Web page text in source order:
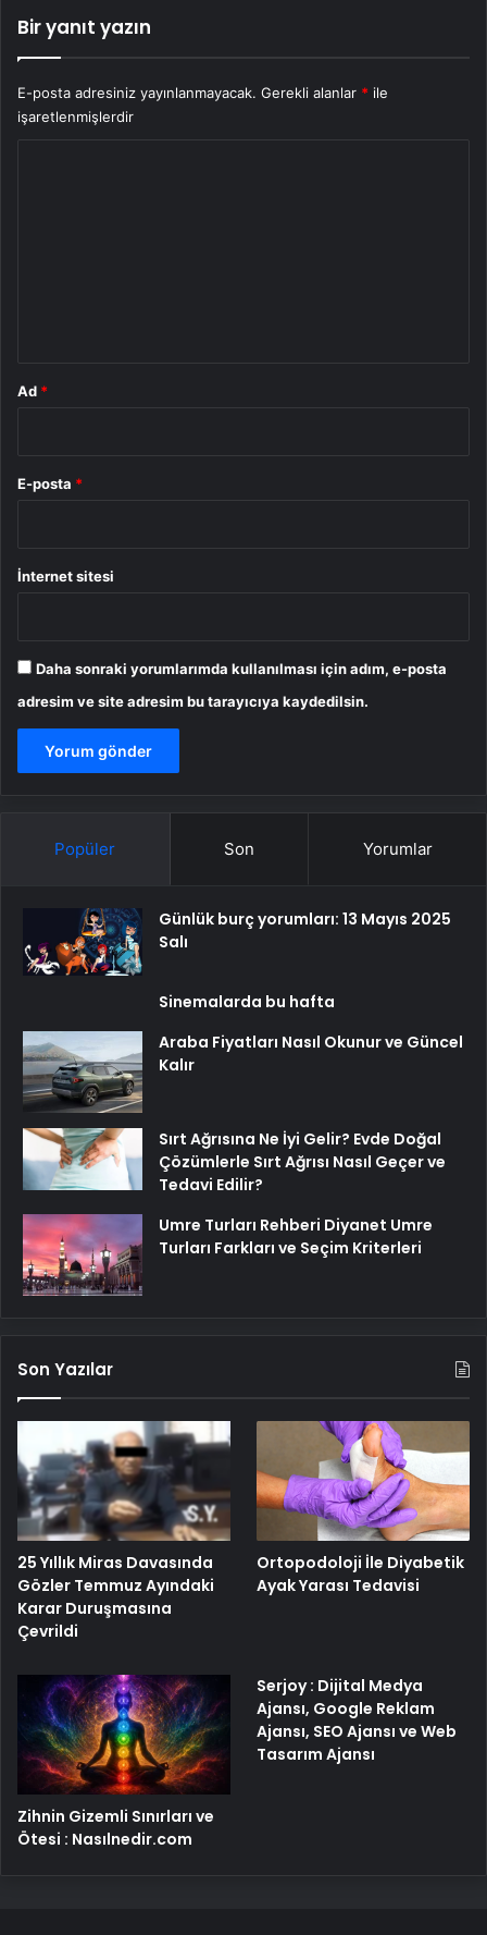
Bir yanıt yazın
E-posta adresiniz yayınlanmayacak. Gerekli alanlar * ile
işaretlenmişlerdir
Ad *
E-posta *
İnternet sitesi
Daha sonraki yorumlarımda kullanılması için adım, e-posta
adresim ve site adresim bu tarayıcıya kaydedilsin.
Popüler Son Yorumlar
Günlük burç yorumları: 13 Mayıs 2025
Salı
Sinemalarda bu hafta
Araba Fiyatları Nasıl Okunur ve Güncel
Kalır
Sırt Ağrısına Ne İyi Gelir? Evde Doğal
Çözümlerle Sırt Ağrısı Nasıl Geçer ve
Tedavi Edilir?
Umre Turları Rehberi Diyanet Umre
Turları Farkları ve Seçim Kriterleri
Son Yazılar
25 Yıllık Miras Davasında
Gözler Temmuz Ayındaki
Karar Duruşmasına
Çevrildi
Ortopodoloji İle Diyabetik
Ayak Yarası Tedavisi
Zihnin Gizemli Sınırları ve
Ötesi : Nasılnedir.com
Serjoy : Dijital Medya
Ajansı, Google Reklam
Ajansı, SEO Ajansı ve Web
Tasarım Ajansı